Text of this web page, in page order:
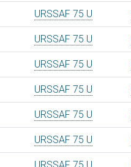
URSSAF 75 U
URSSAF 75 U
URSSAF 75 U
URSSAF 75 U
URSSAF 75 U
URSSAF 75 U